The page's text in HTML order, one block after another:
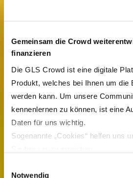
Gemeinsam die Crowd
finanzieren
Die GLS Crowd ist eine digitale
Produkt, welches bei Ihnen um die
werden kann. Um unsere
kennenlernen zu können, ist eine
Daten für uns wichtig.
Sogenannte „Cookies“ helfen uns
können Inhalte und Anzeigen für
Notwendig